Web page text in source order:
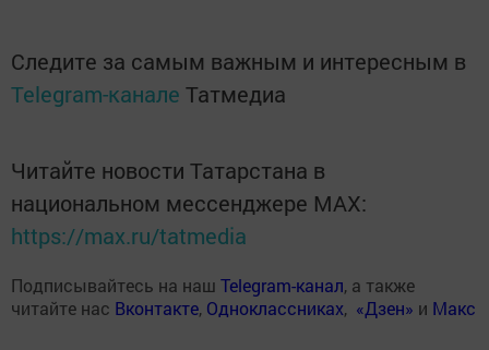
Следите за самым важным и интересным в
Telegram-канале Татмедиа
Читайте новости Татарстана в
национальном мессенджере MАХ:
https://max.ru/tatmedia
Подписывайтесь на наш Telegram-канал, а также
читайте нас Вконтакте, Одноклассниках, «Дзен» и Макс